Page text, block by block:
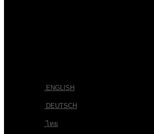
ENGLISH
DEUTSCH
ไทย